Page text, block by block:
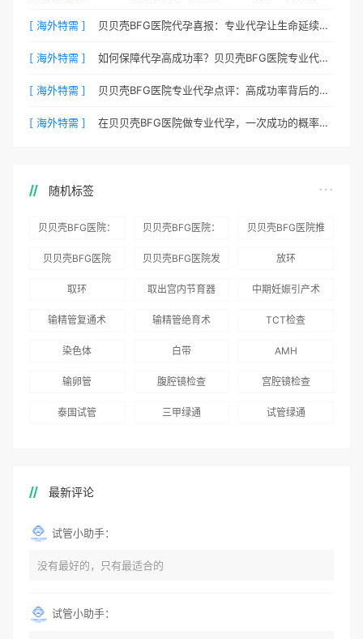
[ 海外特需 ] 贝贝壳BFG医院代孕喜报：专业代孕让生命延续更简单
[ 海外特需 ] 如何保障代孕高成功率？贝贝壳BFG医院专业代孕方案解析
[ 海外特需 ] 贝贝壳BFG医院专业代孕点评：高成功率背后的医疗神话
[ 海外特需 ] 在贝贝壳BFG医院做专业代孕，一次成功的概率有多大？
随机标签
贝贝壳BFG医院：
务
贝贝壳BFG医院：
术”和“法律支持”
贝贝壳BFG医院推
贝贝壳BFG医院
贝贝壳BFG医院发
国版）》
放环
取环 取出宫内节育器 中期妊娠引产术
输精管复通术 输精管绝育术 TCT检查
染色体 白带 AMH
输卵管 腹腔镜检查 宫腔镜检查
泰国试管 三甲绿通 试管绿通
最新评论
试管小助手：
没有最好的，只有最适合的
试管小助手：